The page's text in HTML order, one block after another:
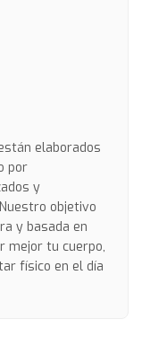
elaborados
por
y
objetivo
y basada en
mejor tu cuerpo,
físico en el día